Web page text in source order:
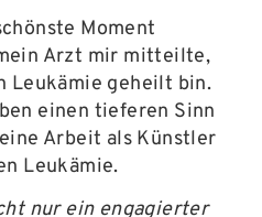
Moment
Arzt mir mitteilte,
Leukämie geheilt bin.
einen tieferen Sinn
Arbeit als Künstler
Leukämie.
nur ein engagierter